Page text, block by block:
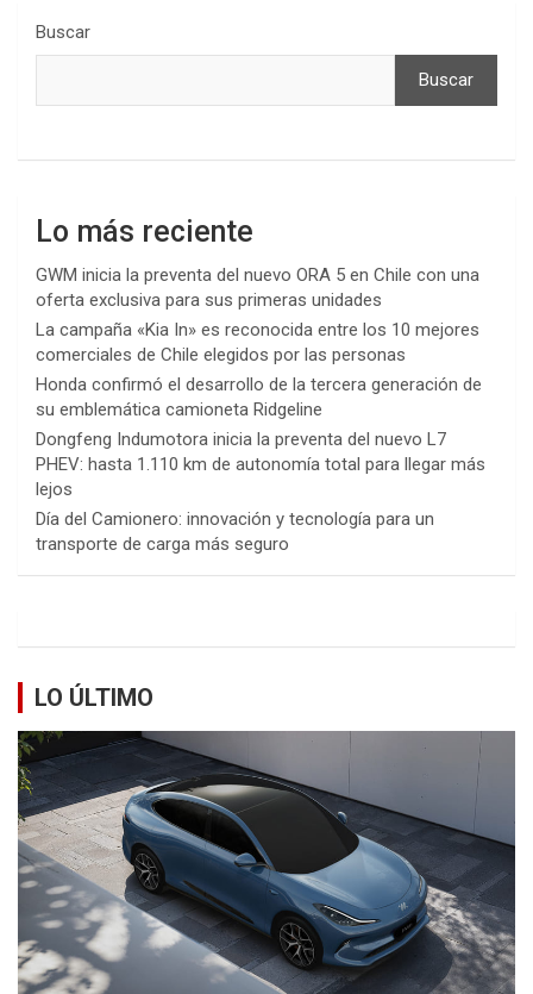
Buscar
Buscar
Lo más reciente
GWM inicia la preventa del nuevo ORA 5 en Chile con una
oferta exclusiva para sus primeras unidades
La campaña «Kia In» es reconocida entre los 10 mejores
comerciales de Chile elegidos por las personas
Honda confirmó el desarrollo de la tercera generación de
su emblemática camioneta Ridgeline
Dongfeng Indumotora inicia la preventa del nuevo L7
PHEV: hasta 1.110 km de autonomía total para llegar más
lejos
Día del Camionero: innovación y tecnología para un
transporte de carga más seguro
LO ÚLTIMO